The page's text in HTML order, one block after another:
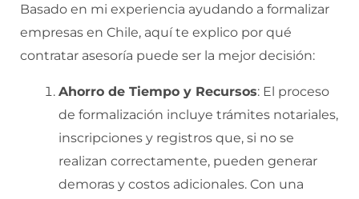
Basado en mi experiencia ayudando a formalizar
empresas en Chile, aquí te explico por qué
contratar asesoría puede ser la mejor decisión:
Ahorro de Tiempo y Recursos: El proceso
de formalización incluye trámites notariales,
inscripciones y registros que, si no se
realizan correctamente, pueden generar
demoras y costos adicionales. Con una